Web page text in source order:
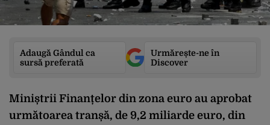
Adaugă Gândul ca
sursă preferată
Urmărește-ne în
Discover
Miniștrii Finanțelor din zona euro au aprobat
următoarea tranșă, de 9,2 miliarde euro, din